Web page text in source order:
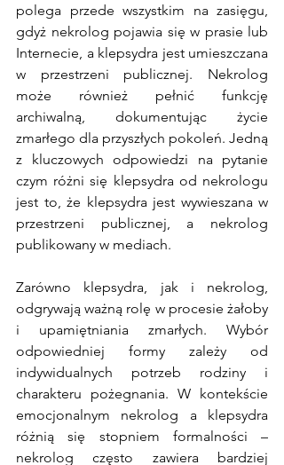
polega przede wszystkim na zasięgu,
gdyż nekrolog pojawia się w prasie lub
Internecie, a klepsydra jest umieszczana
w przestrzeni publicznej. Nekrolog
może również pełnić funkcję
archiwalną, dokumentując życie
zmarłego dla przyszłych pokoleń. Jedną
z kluczowych odpowiedzi na pytanie
czym różni się klepsydra od nekrologu
jest to, że klepsydra jest wywieszana w
przestrzeni publicznej, a nekrolog
publikowany w mediach.
Zarówno klepsydra, jak i nekrolog,
odgrywają ważną rolę w procesie żałoby
i upamiętniania zmarłych. Wybór
odpowiedniej formy zależy od
indywidualnych potrzeb rodziny i
charakteru pożegnania. W kontekście
emocjonalnym nekrolog a klepsydra
różnią się stopniem formalności –
nekrolog często zawiera bardziej